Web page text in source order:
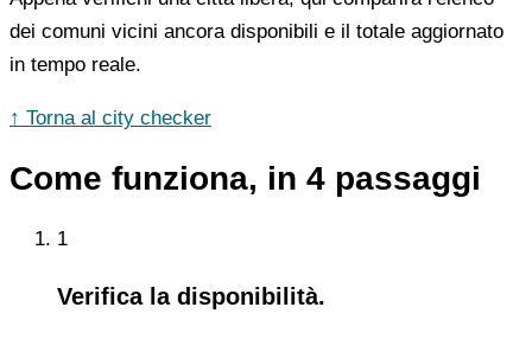
dei comuni vicini ancora disponibili e il totale aggiornato
in tempo reale.
↑ Torna al city checker
Come funziona, in 4 passaggi
1
Verifica la disponibilità.